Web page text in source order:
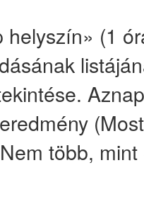
helyszín» (1
több,